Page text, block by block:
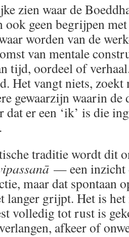
zien waar de
ook geen begrijpen
worden van de
van mentale
tijd, oordeel of
Het vangt niets,
gewaarzijn waarin de
dat er een ‘ik’ is die
traditie wordt dit
— een inzicht
maar dat spontaan
langer grijpt. Het is
volledig tot rust is
afkeer of